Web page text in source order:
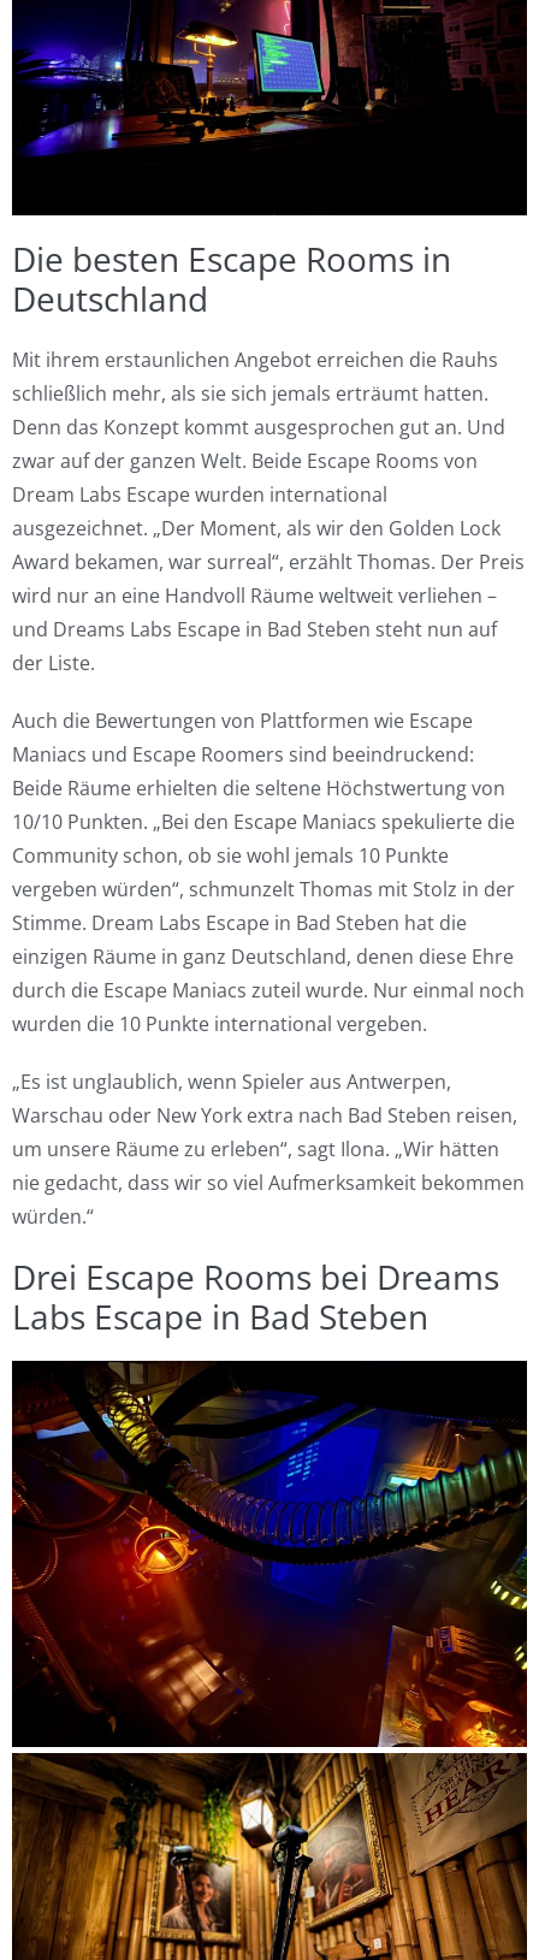
Die besten Escape Rooms in
Deutschland
Mit ihrem erstaunlichen Angebot erreichen die Rauhs
schließlich mehr, als sie sich jemals erträumt hatten.
Denn das Konzept kommt ausgesprochen gut an. Und
zwar auf der ganzen Welt. Beide Escape Rooms von
Dream Labs Escape wurden international
ausgezeichnet. „Der Moment, als wir den Golden Lock
Award bekamen, war surreal“, erzählt Thomas. Der Preis
wird nur an eine Handvoll Räume weltweit verliehen –
und Dreams Labs Escape in Bad Steben steht nun auf
der Liste.
Auch die Bewertungen von Plattformen wie Escape
Maniacs und Escape Roomers sind beeindruckend:
Beide Räume erhielten die seltene Höchstwertung von
10/10 Punkten. „Bei den Escape Maniacs spekulierte die
Community schon, ob sie wohl jemals 10 Punkte
vergeben würden“, schmunzelt Thomas mit Stolz in der
Stimme. Dream Labs Escape in Bad Steben hat die
einzigen Räume in ganz Deutschland, denen diese Ehre
durch die Escape Maniacs zuteil wurde. Nur einmal noch
wurden die 10 Punkte international vergeben.
„Es ist unglaublich, wenn Spieler aus Antwerpen,
Warschau oder New York extra nach Bad Steben reisen,
um unsere Räume zu erleben“, sagt Ilona. „Wir hätten
nie gedacht, dass wir so viel Aufmerksamkeit bekommen
würden.“
Drei Escape Rooms bei Dreams
Labs Escape in Bad Steben